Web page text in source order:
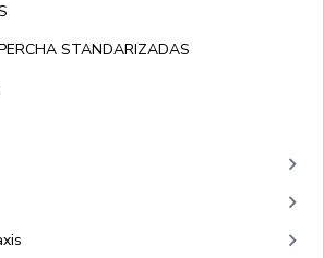
STANDARIZADAS
keyboard_arrow_right
keyboard_arrow_right
keyboard_arrow_right